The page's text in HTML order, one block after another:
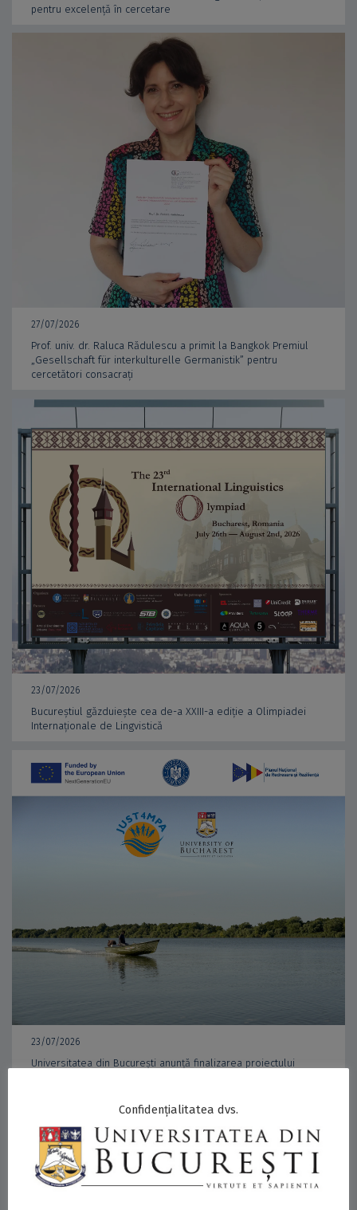
pentru excelență în cercetare
27/07/2026
Prof. univ. dr. Raluca Rădulescu a primit la Bangkok Premiul
„Gesellschaft für interkulturelle Germanistik” pentru
cercetători consacrați
23/07/2026
Bucureștiul găzduiește cea de-a XXIII-a ediție a Olimpiadei
Internaționale de Lingvistică
23/07/2026
Universitatea din București anunță finalizarea proiectului
Confidențialitatea dvs.